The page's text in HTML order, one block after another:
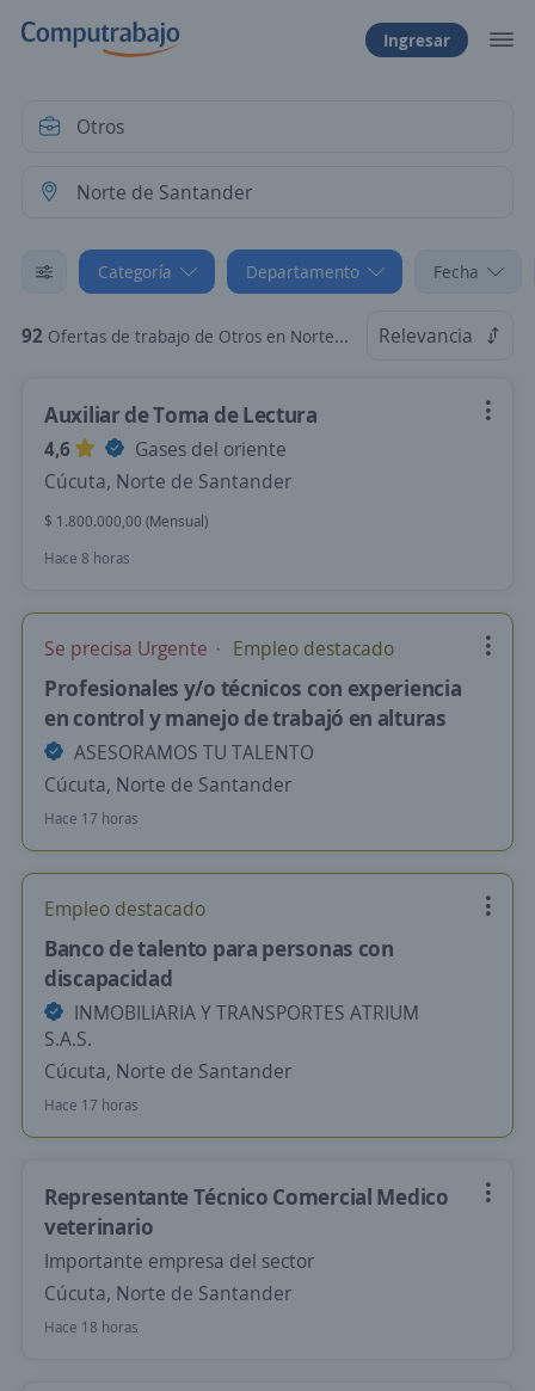
Ingresar
Categoría Departamento Fecha
92 Ofertas de trabajo de Otros en Norte de Santander Relevancia
Auxiliar de Toma de Lectura
4,6
Gases del oriente
Cúcuta, Norte de Santander
$ 1.800.000,00 (Mensual)
Hace 8 horas
Se precisa Urgente Empleo destacado
Profesionales y/o técnicos con experiencia
en control y manejo de trabajó en alturas
ASESORAMOS TU TALENTO
Cúcuta, Norte de Santander
Hace 17 horas
Empleo destacado
Banco de talento para personas con
discapacidad
INMOBILIARIA Y TRANSPORTES ATRIUM
S.A.S.
Cúcuta, Norte de Santander
Hace 17 horas
Representante Técnico Comercial Medico
veterinario
Importante empresa del sector
Cúcuta, Norte de Santander
Hace 18 horas